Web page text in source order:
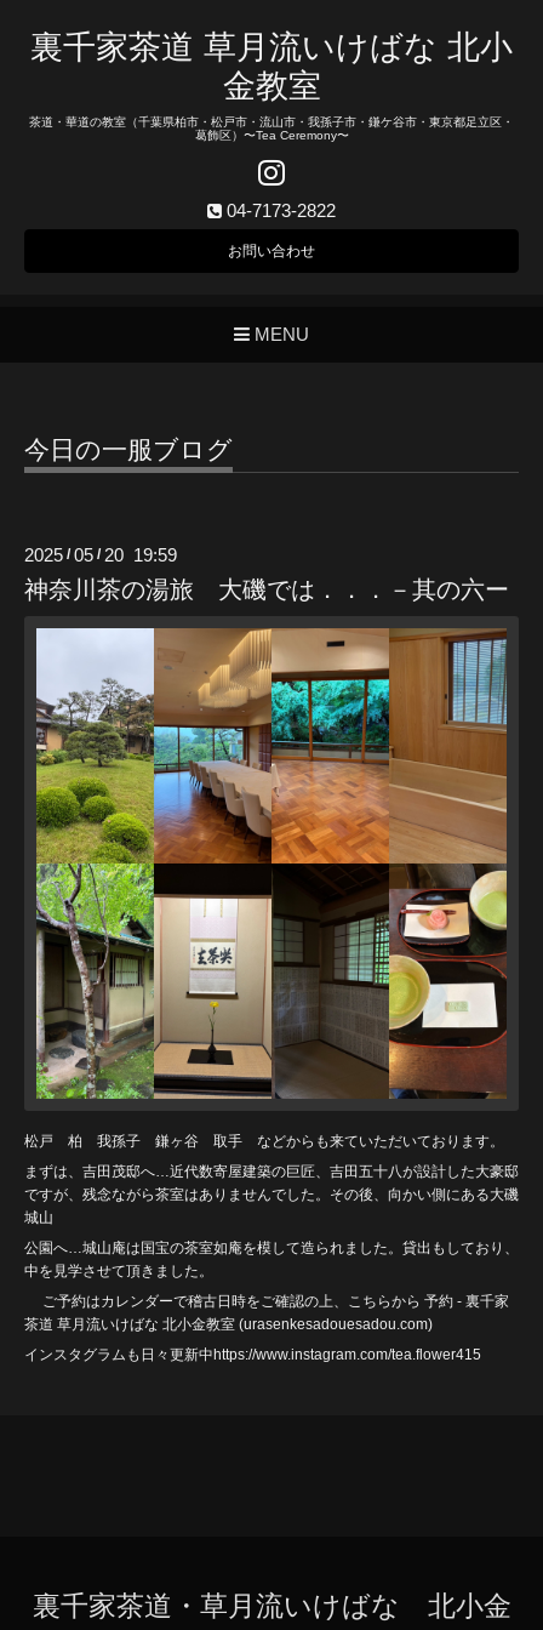
裏千家茶道 草月流いけばな 北小
金教室
茶道・華道の教室（千葉県柏市・松戸市・流山市・我孫子市・鎌ケ谷市・東京都足立区・
葛飾区）〜Tea Ceremony〜
04-7173-2822
お問い合わせ
MENU
今日の一服ブログ
2025 /05 / 20 19:59
神奈川茶の湯旅 大磯では．．．－其の六ー
松戸 柏 我孫子 鎌ヶ谷 取手 などからも来ていただいております。
まずは、吉田茂邸へ…近代数寄屋建築の巨匠、吉田五十八が設計した大豪邸
ですが、残念ながら茶室はありませんでした。その後、向かい側にある大磯
城山
公園へ…城山庵は国宝の茶室如庵を模して造られました。貸出もしており、
中を見学させて頂きました。
ご予約はカレンダーで稽古日時をご確認の上、こちらから 予約 - 裏千家
茶道 草月流いけばな 北小金教室 (urasenkesadouesadou .com)
インスタグラムも日々更新中https://www.instagram.com/tea.flower415
裏千家茶道・草月流いけばな 北小金